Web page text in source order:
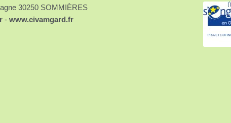
30250 SOMMIÈRES
- www.civamgard.fr